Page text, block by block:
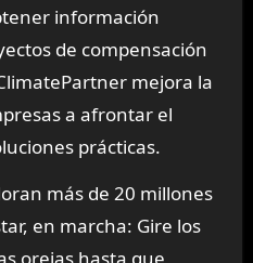
información
de compensación
mejora la
a afrontar el
prácticas.
más de 20 millones
en marcha: Gire los